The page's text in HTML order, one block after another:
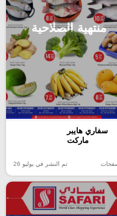
منتهية الصلاحية
سفاري هايبر
ماركت
تم النشر في يوليو 26